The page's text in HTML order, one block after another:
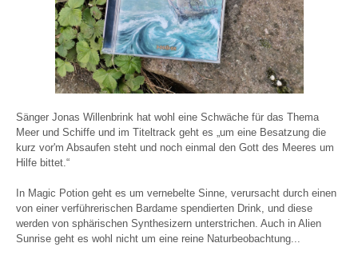
Sänger Jonas Willenbrink hat wohl eine Schwäche für das Thema
Meer und Schiffe und im Titeltrack geht es „um eine Besatzung die
kurz vor'm Absaufen steht und noch einmal den Gott des Meeres um
Hilfe bittet.“
In Magic Potion geht es um vernebelte Sinne, verursacht durch einen
von einer verführerischen Bardame spendierten Drink, und diese
werden von sphärischen Synthesizern unterstrichen. Auch in Alien
Sunrise geht es wohl nicht um eine reine Naturbeobachtung...